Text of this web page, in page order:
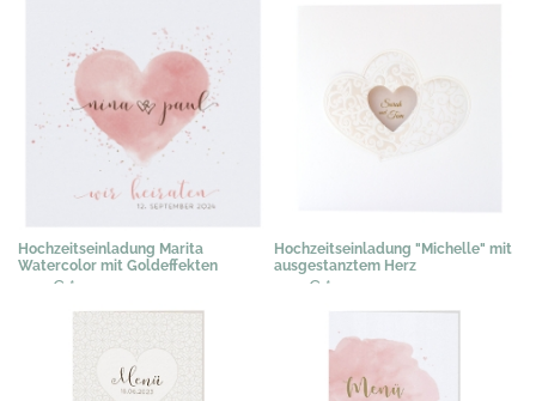
Hochzeitseinladung Marita
Watercolor mit Goldeffekten
2,19 € *
Hochzeitseinladung "Michelle" mit
ausgestanztem Herz
2,15 € *